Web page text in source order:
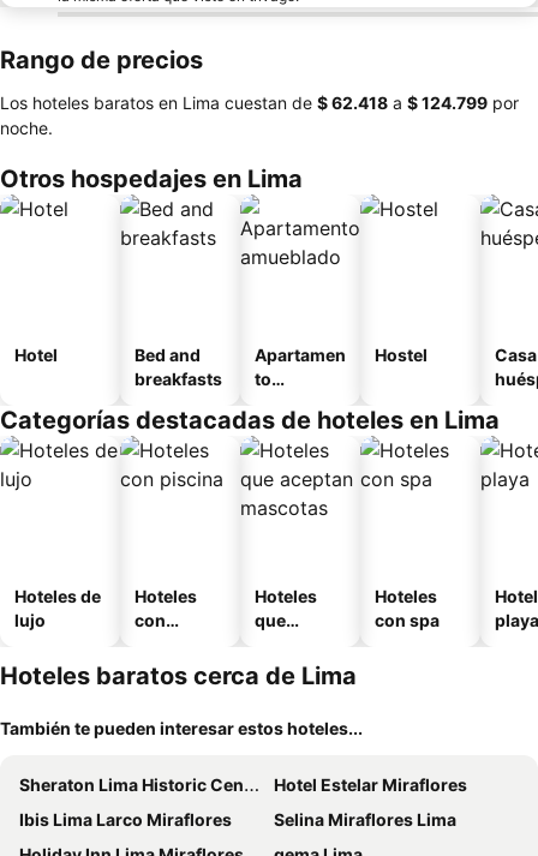
Rango de precios
Los hoteles baratos en Lima cuestan de ‎$ 62.418 a ‎$ 124.799 por
noche.
Otros hospedajes en Lima
Hotel
Bed and
breakfasts
Apartamen
to
o
Hostel
Categorías destacadas de hoteles en Lima
Hoteles de
lujo
Hoteles
con
Hoteles
que
mascotas
Hoteles
con spa
playa
Hoteles baratos cerca de Lima
También te pueden interesar estos hoteles...
Sheraton Lima Historic Center
Hotel Estelar Miraflores
Ibis Lima Larco Miraflores
Selina Miraflores Lima